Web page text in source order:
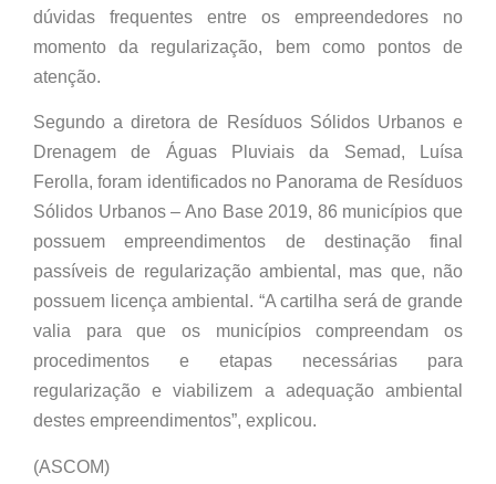
dúvidas frequentes entre os empreendedores no
momento da regularização, bem como pontos de
atenção.
Segundo a diretora de Resíduos Sólidos Urbanos e
Drenagem de Águas Pluviais da Semad, Luísa
Ferolla, foram identificados no Panorama de Resíduos
Sólidos Urbanos – Ano Base 2019, 86 municípios que
possuem empreendimentos de destinação final
passíveis de regularização ambiental, mas que, não
possuem licença ambiental. “A cartilha será de grande
valia para que os municípios compreendam os
procedimentos e etapas necessárias para
regularização e viabilizem a adequação ambiental
destes empreendimentos”, explicou.
(ASCOM)